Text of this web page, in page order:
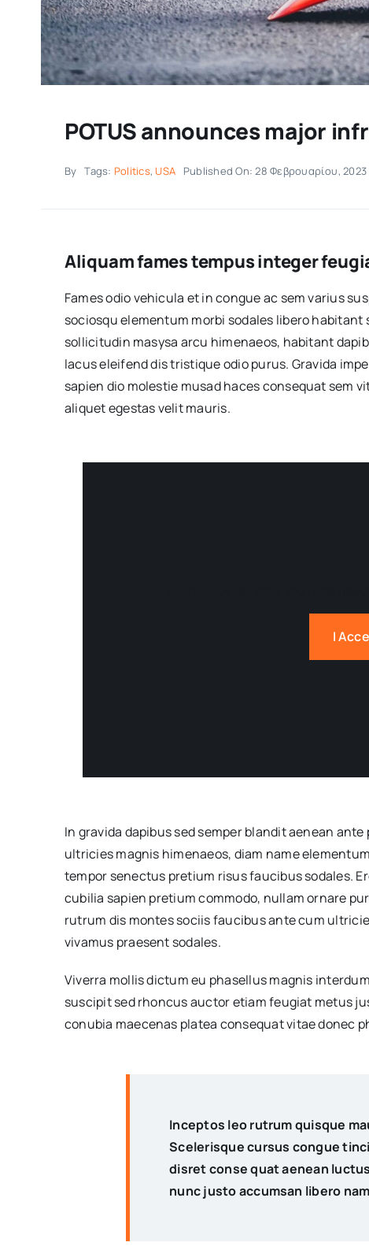
POTUS announces major
By Tags: Politics, USA Published On: 28 Φεβρουαρίου, 2023
Aliquam fames tempus integer
Fames odio vehicula et in congue ac sem varius
sociosqu elementum morbi sodales libero
sollicitudin masysa arcu himenaeos, habitant
lacus eleifend dis tristique odio purus. Gravida
sapien dio molestie musad haces consequat sem
aliquet egestas velit mauris.
I
In gravida dapibus sed semper blandit aenean
ultricies magnis himenaeos, diam name
tempor senectus pretium risus faucibus sodales.
cubilia sapien pretium commodo, nullam ornare
rutrum dis montes sociis faucibus ante cum
vivamus praesent sodales.
Viverra mollis dictum eu phasellus magnis
suscipit sed rhoncus auctor etiam feugiat metus
conubia maecenas platea consequat vitae donec
Inceptos leo rutrum quisque
Scelerisque cursus congue
disret conse quat aenean
nunc justo accumsan libero